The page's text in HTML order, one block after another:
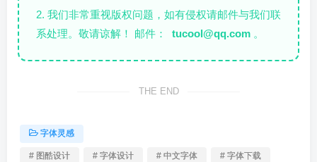
2. 我们非常重视版权问题，如有侵权请邮件与我们联
系处理。敬请谅解！ 邮件：
tucool@qq.com 。
THE END
字体灵感
# 图酷设计 # 字体设计 # 中文字体 # 字体下载